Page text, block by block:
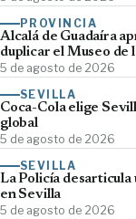
PROVINCIA
Alcalá de Guadaíra
duplicar el Museo de
5 de agosto de 2026
SEVILLA
Coca-Cola elige
global
5 de agosto de 2026
SEVILLA
La Policía desarticula
en Sevilla
5 de agosto de 2026